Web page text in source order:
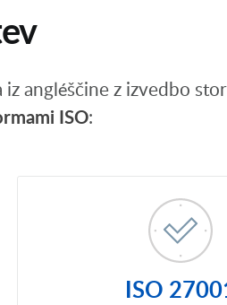
angléščine z izvedbo
ISO:
ISO